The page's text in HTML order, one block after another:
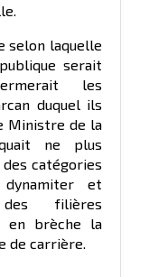
selon laquelle
serait
les
duquel ils
Ministre de la
ne plus
catégories
et
filières
en brèche la
de carrière.